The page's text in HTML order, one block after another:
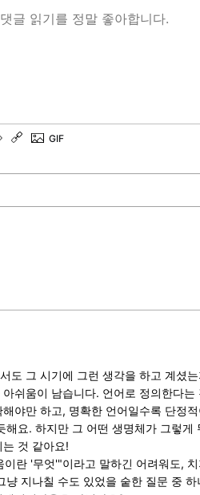
도 그 시기에 그런 생각을 하고 계셨
아쉬움이 남습니다. 언어로 정의한다
해야만 하고, 명확한 언어일수록 단정
해요. 하지만 그 어떤 생명체가 그렇
는 것 같아요!
이란 '무엇'"이라고 말하긴 어려워도,
냥 지나칠 수도 있었을 숱한 질문 중